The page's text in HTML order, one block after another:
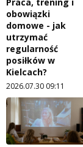
Praca, trening i
obowiązki
domowe - jak
utrzymać
regularność
posiłków w
Kielcach?
2026.07.30 09:11